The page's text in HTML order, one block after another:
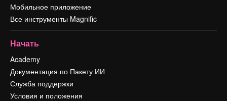
Мобильное приложение
Все инструменты Magnific
Начать
Academy
Документация по Пакету ИИ
Служба поддержки
Условия и положения